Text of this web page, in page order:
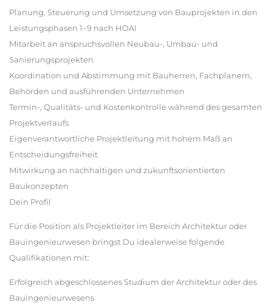
Planung, Steuerung und Umsetzung von Bauprojekten in den
Leistungsphasen 1–9 nach HOAI
Mitarbeit an anspruchsvollen Neubau-, Umbau- und
Sanierungsprojekten
Koordination und Abstimmung mit Bauherren, Fachplanern,
Behörden und ausführenden Unternehmen
Termin-, Qualitäts- und Kostenkontrolle während des gesamten
Projektverlaufs
Eigenverantwortliche Projektleitung mit hohem Maß an
Entscheidungsfreiheit
Mitwirkung an nachhaltigen und zukunftsorientierten
Baukonzepten
Dein Profil
Für die Position als Projektleiter im Bereich Architektur oder
Bauingenieurwesen bringst Du idealerweise folgende
Qualifikationen mit:
Erfolgreich abgeschlossenes Studium der Architektur oder des
Bauingenieurwesens